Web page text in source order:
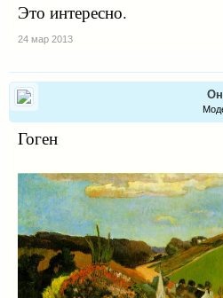
Это интересно.
24 мар 2013
Гоген